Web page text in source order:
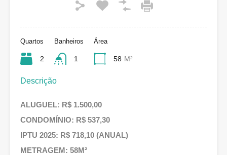
Quartos
2
Banheiros
1
Área
58 M²
Descrição
ALUGUEL: R$ 1.500,00
CONDOMÍNIO: R$ 537,30
IPTU 2025: R$ 718,10 (ANUAL)
METRAGEM: 58M²